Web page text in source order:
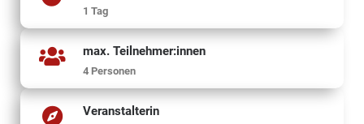
1 Tag
max. Teilnehmer:innen
4 Personen
Veranstalterin